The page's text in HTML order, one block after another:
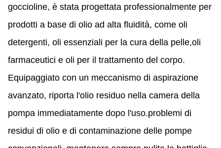
goccioline, è stata progettata professionalmente per
prodotti a base di olio ad alta fluidità, come oli
detergenti, oli essenziali per la cura della pelle,oli
farmaceutici e oli per il trattamento del corpo.
Equipaggiato con un meccanismo di aspirazione
avanzato, riporta l'olio residuo nella camera della
pompa immediatamente dopo l'uso.problemi di
residui di olio e di contaminazione delle pompe